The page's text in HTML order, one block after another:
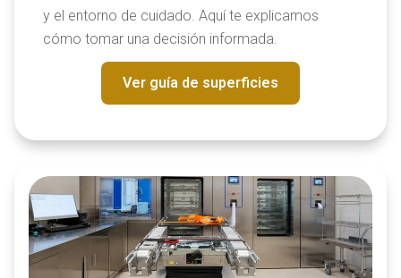
y el entorno de cuidado. Aquí te explicamos
cómo tomar una decisión informada.
Ver guía de superficies